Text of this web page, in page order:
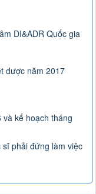
DI&ADR Quốc gia
dược năm 2017
kế hoạch tháng
phải đứng làm việc
Quy định chi
hướng dẫn thi